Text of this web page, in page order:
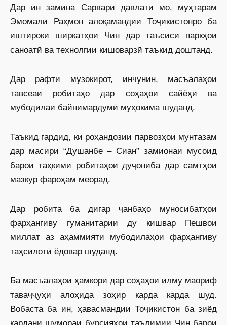
Дар ин замина Сарвари давлати мо, муҳтарам
Эмомалӣ Раҳмон алоқамандии Тоҷикистонро ба
иштироки ширкатҳои Чин дар таъсиси паркҳои
саноатӣ ва технолгии кишоварзӣ таъкид доштанд.
Дар рафти музокирот, инчунин, масъалаҳои
тавсеаи робитаҳо дар соҳаҳои сайёҳӣ ва
мубодилаи байнимардумӣ муҳокима шуданд.
Таъкид гардид, ки роҳандозии парвозҳои мунтазам
дар масири “Душанбе – Сиан” замионаи мусоид
барои таҳкими робитаҳои дуҷониба дар самтҳои
мазкур фароҳам меорад.
Дар робита ба дигар ҷанбаҳо муносибатҳои
фарҳангиву гуманитарии ду кишвар Пешвои
миллат аз аҳаммияти мубодилаҳои фарҳангиву
таҳсилотӣ ёдовар шуданд.
Ба масъалаҳои ҳамкорӣ дар соҳаҳои илму маориф
таваҷҷуҳи алоҳида зоҳир карда карда шуд.
Вобаста ба ин, ҳавасмандии Тоҷикистон ба зиёд
кардани шумораи бурсияҳои таълимии Чин барои